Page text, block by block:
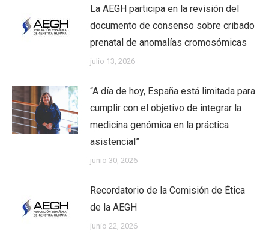
La AEGH participa en la revisión del
documento de consenso sobre cribado
prenatal de anomalías cromosómicas
julio 13, 2026
“A día de hoy, España está limitada para
cumplir con el objetivo de integrar la
medicina genómica en la práctica
asistencial”
junio 30, 2026
Recordatorio de la Comisión de Ética
de la AEGH
junio 22, 2026